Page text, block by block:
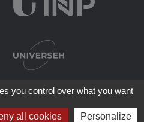
you control over what you want
all cookies Personalize